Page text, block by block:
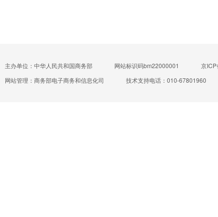
主办单位：中华人民共和国商务部 网站标识码bm22000001
京
网站管理：商务部电子商务和信息化司
技术支持电话：010-67801960